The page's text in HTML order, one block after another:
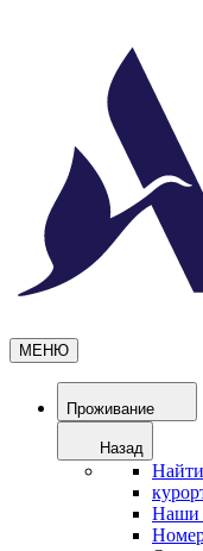
МЕНЮ
Проживание
Назад
Наши